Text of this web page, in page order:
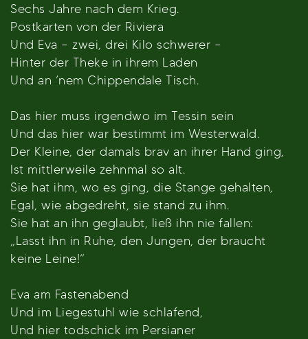
Sechs Jahre nach dem Krieg.
Postkarten von der Riviera
Und Eva – zwei, drei Kilo schwerer –
Hinter der Theke in ihrem Laden
Und an ’nem Chippendale Tisch.
Das hier muss irgendwo im Tessin sein
Und das hier war bestimmt im Westerwald.
Der Kleine, der damals brav an ihrer Hand ging,
Ist mittlerweile zehnmal so alt.
Sie hat ihm, wo es ging, die Stange gehalten,
Egal, wie abgedreht, sie stand zu ihm.
Sie hat an ihn geglaubt, ließ ihn nie fallen:
„Lasst ihn in Ruhe, den Jungen, der braucht
keine Leine!“
Eva am Fastenabend
Und im Liegestuhl wie schlafend,
Und hier todschick im Persianer